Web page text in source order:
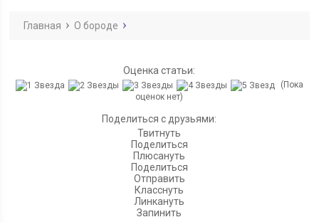
Главная О бороде
Оценка статьи:
(Пока
оценок нет)
Поделиться с друзьями:
Твитнуть
Поделиться
Плюсануть
Поделиться
Отправить
Класснуть
Линкануть
Запинить